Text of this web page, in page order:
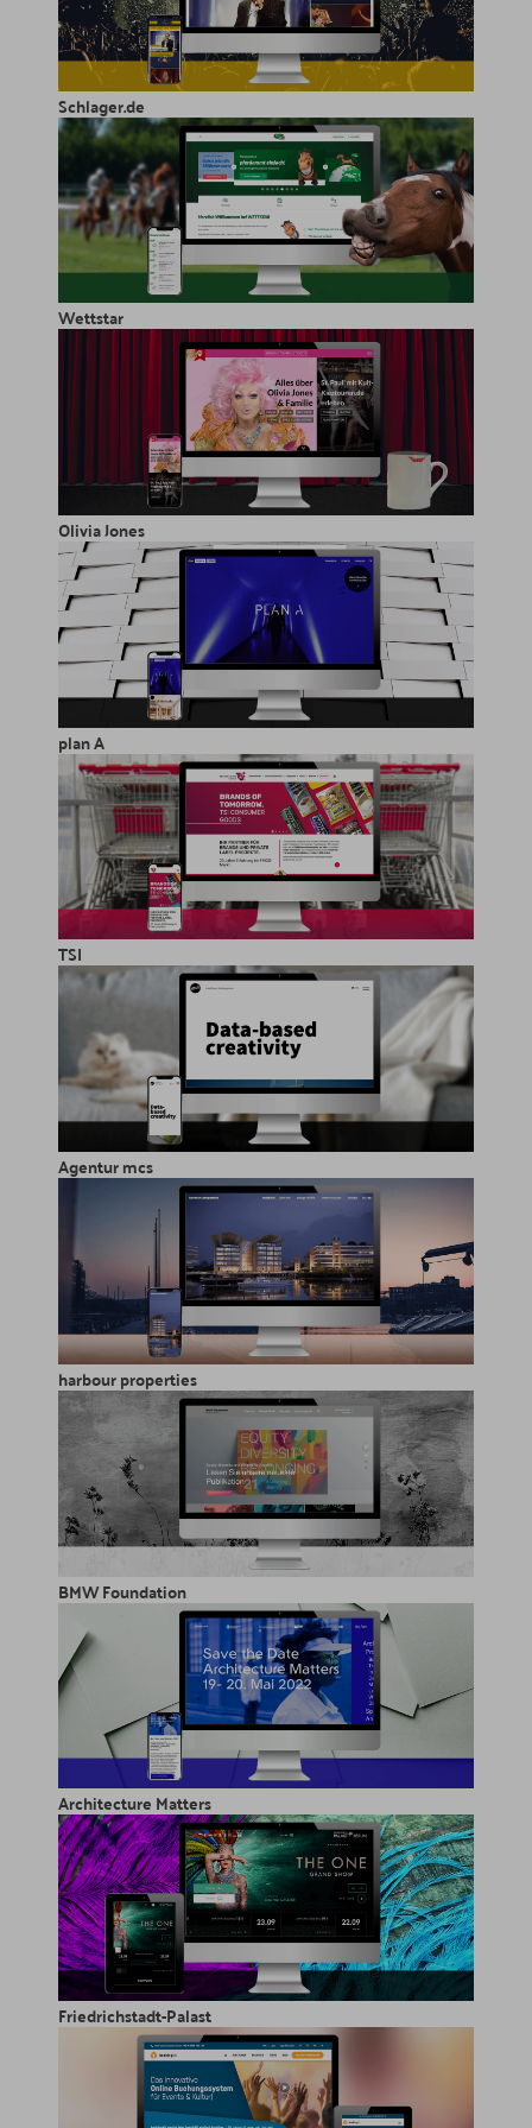
Schlager.de
Wettstar
Olivia Jones
plan A
TSI
Agentur mcs
harbour properties
BMW Foundation
Architecture Matters
Friedrichstadt-Palast